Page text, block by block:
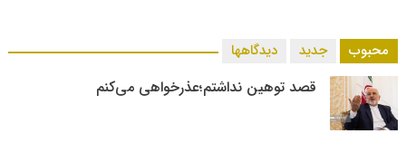
محبوب جدید دیدگاهها
قصد توهین نداشتم؛عذرخواهی می‌کنم